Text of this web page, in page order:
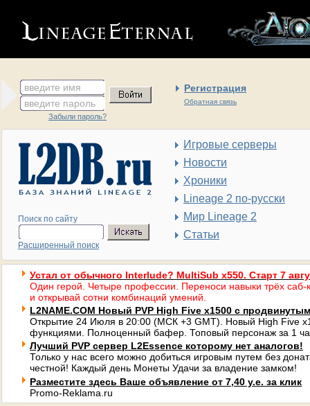
введите имя Регистрация
Обратная связь
введите пароль
Забыли пароль?
Поиск по сайту
Расширенный поиск
Игровые серверы
Новости
Хроники
Lineage 2 по-русски
Мир Lineage 2
Статьи
Устал от обычного Interlude? MultiSub x550. Старт 7
Один герой. Четыре профессии. Переноси навыки трёх саб-
и открывай сотни комбинаций умений.
L2NAME.COM Новый PVP High Five x1500 с
Открытие 24 Июля в 20:00 (МСК +3 GMT). Новый High Five
функциями. Полноценный бафер. Топовый персонаж за 1
Лучший PVP сервер L2Essence которому нет аналогов!
Только у нас всего можно добиться игровым путем без
честной! Каждый день Монеты Удачи за владение замком!
Разместите здесь Ваше объявление от 7,40 у.е. за клик
Promo-Reklama.ru